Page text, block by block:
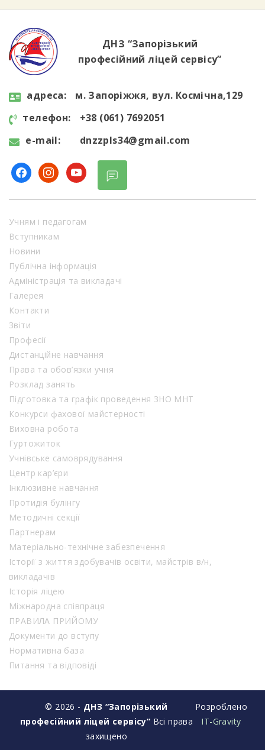
інформацію в інтернеті, розпізнавати фейки
ДНЗ “Запорізький
професійний ліцей сервісу”
aдресa:
м. Запоріжжя, вул. Космічна,129
телефон:
+38 (061) 7692051
e-mail:
dnzzpls34@gmail.com
facebookinstagram
youtube
Учням і педагогам
Вступникам
Новини
Публічна інформація
Адміністрація та викладачі
Галерея
Контакти
Звіти
Професії
Дистанційне навчання
Права та обов’язки учня
Розклад занять
Підготовка та графік проведення ЗНО МНТ
Конкурси фахової майстерності
Виховна робота
Гуртожиток
Учнівське самоврядування
Центр кар’єри
Інклюзивне навчання
Протидія булінгу
Методичні секції
Партнерам
Матеріально-технічне забезпечення
Історії з життя здобувачів освіти, майстрів в/н,
викладачів
Історія ліцею
Міжнародна співпраця
ПРАВИЛА ПРИЙОМУ
Документи до вступу
Нормативна база
Питання та відповіді
© 2026 - ДНЗ “Запорізький
професійний ліцей сервісу” Всі права
захищено
Розроблено
IT-Gravity